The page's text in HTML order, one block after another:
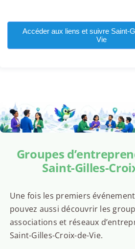
Accéder aux liens et suivre Saint-
Vie
Groupes
Saint-Gilles-
Une fois les premiers
pouvez aussi découvrir les
associations et réseaux
Saint-Gilles-Croix-de-Vie.